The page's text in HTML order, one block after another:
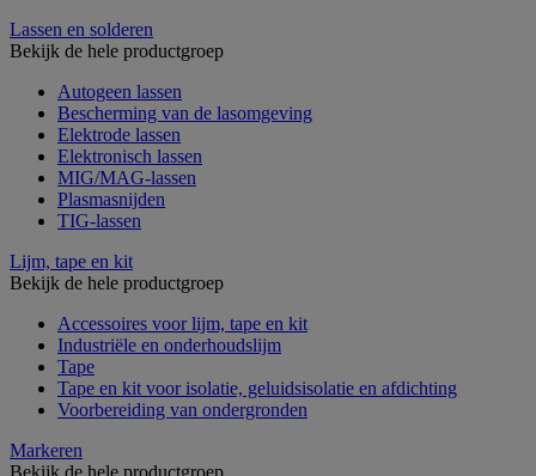
Lassen en solderen
Bekijk de hele productgroep
Autogeen lassen
Bescherming van de lasomgeving
Elektrode lassen
Elektronisch lassen
MIG/MAG-lassen
Plasmasnijden
TIG-lassen
Lijm, tape en kit
Bekijk de hele productgroep
Accessoires voor lijm, tape en kit
Industriële en onderhoudslijm
Tape
Tape en kit voor isolatie, geluidsisolatie en afdichting
Voorbereiding van ondergronden
Markeren
Bekijk de hele productgroep